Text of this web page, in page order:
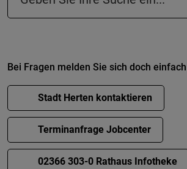
Bei Fragen melden Sie sich doch
Stadt Herten kontaktieren
Terminanfrage Jobcenter
02366 303-0 Rathaus Infotheke